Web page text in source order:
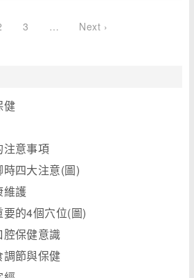
3 … Next ›
健
注意事項
四大注意(圖)
維護
的4個穴位(圖)
保健意識
調節與保健